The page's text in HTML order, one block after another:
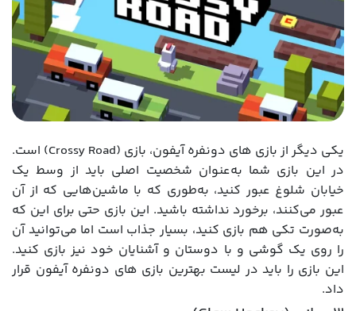
یکی دیگر از بازی های دونفره آیفون، بازی (Crossy Road) است.
در این بازی شما به‌عنوان شخصیت اصلی باید از وسط یک
خیابان شلوغ عبور کنید، به‌طوری که با ماشین‌هایی که از آن
عبور می‌کنند، برخورد نداشته باشید. این بازی حتی برای این که
به‌صورت تکی هم بازی کنید، بسیار جذاب است اما می‌توانید آن
را روی یک گوشی و با دوستان و آشنایان خود نیز بازی کنید.
این بازی را باید در لیست بهترین بازی ‌های دونفره آیفون قرار
داد.